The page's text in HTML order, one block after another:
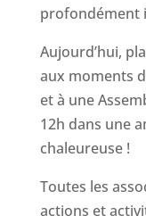
profondément
Aujourd’hui,
aux moments
et à une
12h dans une
chaleureuse !
Toutes les
actions et